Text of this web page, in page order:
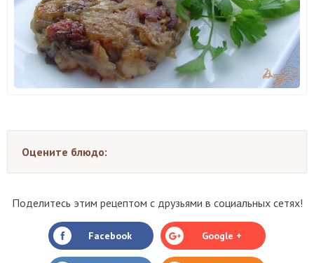
Оцените блюдо:
Поделитесь этим рецептом с друзьями в социальных сетях!
Facebook Google +